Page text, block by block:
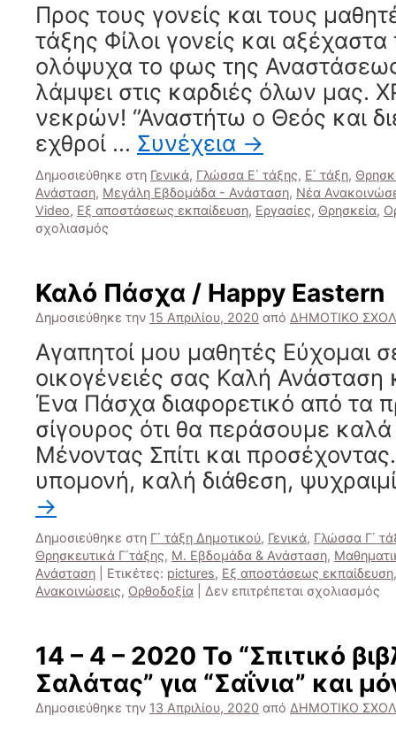
of
of
Προς τους γονείς και τους
τάξης Φίλοι γονείς και
ολόψυχα το φως της
λάμψει στις καρδιές όλων μας.
νεκρών! ‘’Αναστήτω ο Θεός και
εχθροί … Συνέχεια →
Δημοσιεύθηκε στη Γενικά, Γλώσσα Ε΄ τάξης, Ε΄ τάξη,
Ανάσταση, Μεγάλη Εβδομάδα - Ανάσταση, Νέα
Video, Εξ αποστάσεως εκπαίδευση, Εργασίες, Θρησκεία,
σχολιασμός
Ε΄
τάξη
/
Letter
Καλό Πάσχα / Happy Eastern
Δημοσιεύθηκε την 15 Απριλίου, 2020 από ΔΗΜΟΤΙΚΟ
Αγαπητοί μου μαθητές Εύχομαι
οικογένειές σας Καλή
Ένα Πάσχα διαφορετικό από τα
σίγουρος ότι θα περάσουμε καλά
Μένοντας Σπίτι και
υπομονή, καλή διάθεση,
→
Δημοσιεύθηκε στη Γ΄ τάξη Δημοτικού, Γενικά, Γλώσσα Γ΄
Θρησκευτικά Γ΄τάξης, Μ. Εβδομάδα & Ανάσταση,
Ανάσταση
Ετικέτες: pictures, Εξ αποστάσεως εκπαίδευση
Ανακοινώσεις, Ορθοδοξία Δεν επιτρέπεται σχολιασμός
/
14 – 4 – 2020 Το “Σπιτικό
Σαλάτας” για “Σαΐνια” και
Δημοσιεύθηκε την 13 Απριλίου, 2020 από ΔΗΜΟΤΙΚΟ